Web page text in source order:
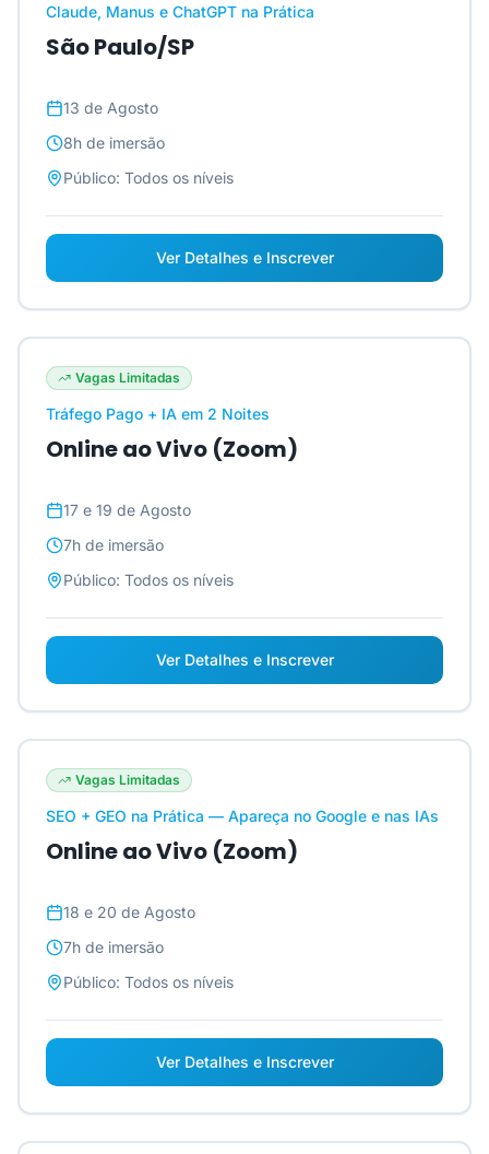
Claude, Manus e ChatGPT na Prática
São Paulo/SP
13 de Agosto
8h de imersão
Público: Todos os níveis
Ver Detalhes e Inscrever
Vagas Limitadas
Tráfego Pago + IA em 2 Noites
Online ao Vivo (Zoom)
17 e 19 de Agosto
7h de imersão
Público: Todos os níveis
Ver Detalhes e Inscrever
Vagas Limitadas
SEO + GEO na Prática — Apareça no Google e nas IAs
Online ao Vivo (Zoom)
18 e 20 de Agosto
7h de imersão
Público: Todos os níveis
Ver Detalhes e Inscrever